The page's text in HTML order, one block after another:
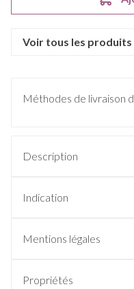
Voir tous les produits
Méthodes de livraison
Description
Indication
Mentions légales
Propriétés